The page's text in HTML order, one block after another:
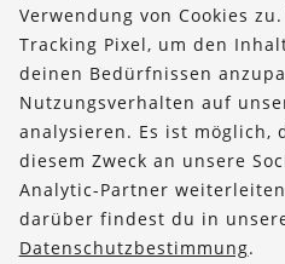
Über uns
Bestellungen
Kontakt & Hilfe
FOLLOW US
Verwendung von Cookies
Tracking Pixel, um den
deinen Bedürfnissen
Nutzungsverhalten auf
analysieren. Es ist möglich,
diesem Zweck an unsere
Analytic-Partner
darüber findest du in
Datenschutzbestimmung.